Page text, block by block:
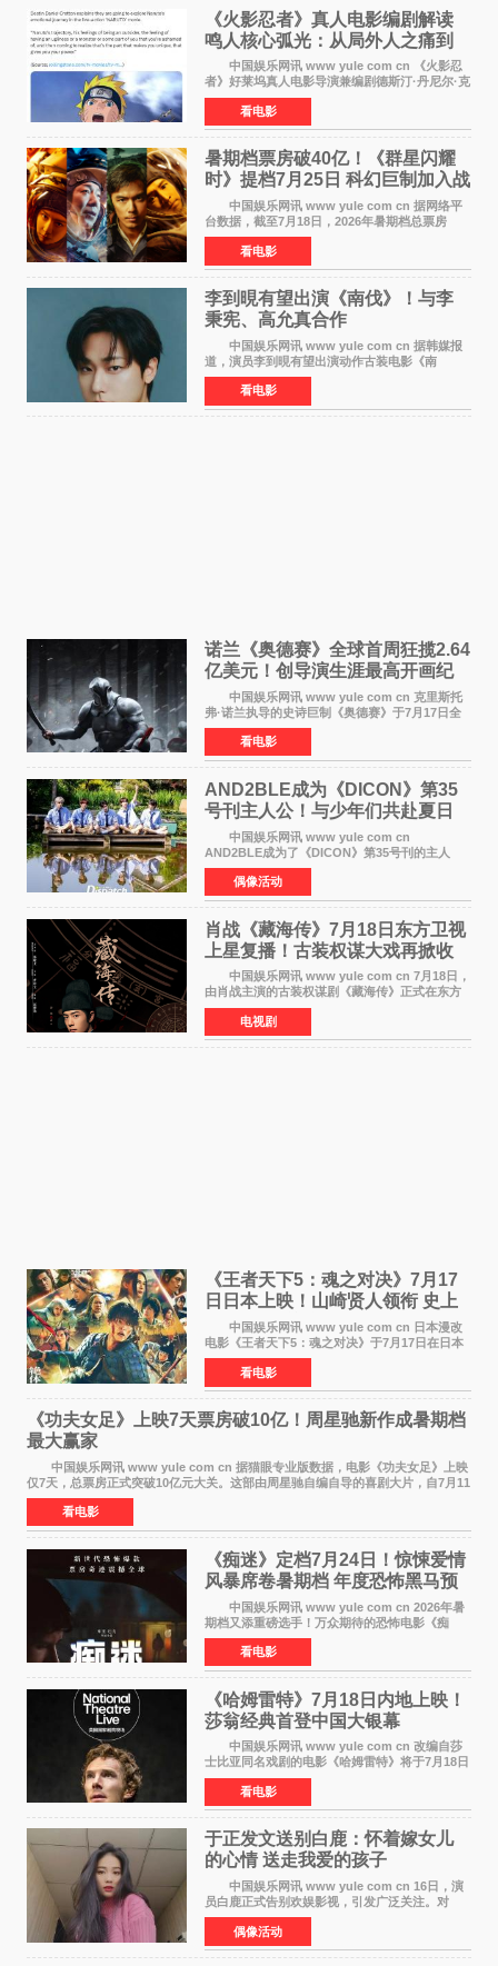
《火影忍者》真人电影编剧解读
鸣人核心弧光：从局外人之痛到
自我觉醒
中国娱乐网讯 www yule com cn 《火影忍
者》好莱坞真人电影导演兼编剧德斯汀·丹尼尔·克
雷顿近日在采访中分享了对主角鸣人成长弧光的
理解，透露电影将深入探索鸣人作为局外人的情
感历程。
看电影
暑期档票房破40亿！《群星闪耀
时》提档7月25日 科幻巨制加入战
中国娱乐网讯 www yule com cn 据网络平
台数据，截至7月18日，2026年暑期档总票房
（含预售）已正式突破40亿元大关，年度总票房
也随之逼近197亿元。超百部中外佳片同台竞技，
点燃了盛夏的电
看电影
李到晛有望出演《南伐》！与李
秉宪、高允真合作
中国娱乐网讯 www yule com cn 据韩媒报
道，演员李到晛有望出演动作古装电影《南
伐》，与李秉宪、高允真合作，引发关注。
该片为动作古装片，讲述朝鲜初期，为了解救被
倭寇绑走的俘虏，9
看电影
诺兰《奥德赛》全球首周狂揽2.64
亿美元！创导演生涯最高开画纪
中国娱乐网讯 www yule com cn 克里斯托
弗·诺兰执导的史诗巨制《奥德赛》于7月17日全
球上映，首周末票房表现远超预期——北美首周
三天粗报1 245亿美元（开画3919馆），全球首周
2 641亿美元
看电影
AND2BLE成为《DICON》第35
号刊主人公！与少年们共赴夏日
之约
中国娱乐网讯 www yule com cn
AND2BLE成为了《DICON》第35号刊的主人
公，本期标题为And The Summer。作为出道后
首次担任杂志画报主角的完整体，AND2BLE用清
澈的少年感与全新的夏天相遇了
偶像活动
肖战《藏海传》7月18日东方卫视
上星复播！古装权谋大戏再掀收
视热潮
中国娱乐网讯 www yule com cn 7月18日，
由肖战主演的古装权谋剧《藏海传》正式在东方
卫视上星复播，引发广泛关注。该剧此前已在网
络平台播出，凭借精良制作和紧凑剧情收获不俗
口碑，此次上
电视剧
《王者天下5：魂之对决》7月17
日日本上映！山崎贤人领衔 史上
最大“函谷关防卫战”
中国娱乐网讯 www yule com cn 日本漫改
电影《王者天下5：魂之对决》于7月17日在日本
全国上映。这部由佐藤信介执导、山崎贤人主演
的历史动作片，改编自原泰久同名人气漫画，继
续讲述信和漂
看电影
《功夫女足》上映7天票房破10亿！周星驰新作成暑期档
最大赢家
中国娱乐网讯 www yule com cn 据猫眼专业版数据，电影《功夫女足》上映
仅7天，总票房正式突破10亿元大关。这部由周星驰自编自导的喜剧大片，自7月11
日公映以来便展现出惊人的市场统治力。
看电影
《痴迷》定档7月24日！惊悚爱情
风暴席卷暑期档 年度恐怖黑马预
中国娱乐网讯 www yule com cn 2026年暑
期档又添重磅选手！万众期待的恐怖电影《痴
迷》今日正式官宣定档，将于7月24日登陆内地各
大院线。这部被业内专家誉为新世代爆款恐怖电
影的作品，将为
看电影
《哈姆雷特》7月18日内地上映！
莎翁经典首登中国大银幕
中国娱乐网讯 www yule com cn 改编自莎
士比亚同名戏剧的电影《哈姆雷特》将于7月18日
在中国内地上映。这部跨越四百年的文学经典被
搬上大银幕，为观众带来一场视觉与听觉的双重
盛宴。 《
看电影
于正发文送别白鹿：怀着嫁女儿
的心情 送走我爱的孩子
中国娱乐网讯 www yule com cn 16日，演
员白鹿正式告别欢娱影视，引发广泛关注。对
此，欢娱影视创始人于正在社交平台发文回应，
字里行间流露不舍与祝福。 于正透露，以前
每次有演员到期不
偶像活动